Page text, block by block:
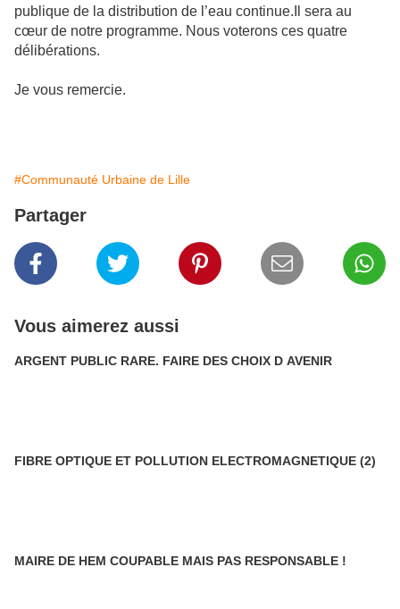
publique de la distribution de l’eau continue. Il sera au
cœur de notre programme. Nous voterons ces quatre
délibérations.
Je vous remercie.
#Communauté Urbaine de Lille
Partager
Vous aimerez aussi
ARGENT PUBLIC RARE. FAIRE DES CHOIX D AVENIR
FIBRE OPTIQUE ET POLLUTION ELECTROMAGNETIQUE (2)
MAIRE DE HEM COUPABLE MAIS PAS RESPONSABLE !